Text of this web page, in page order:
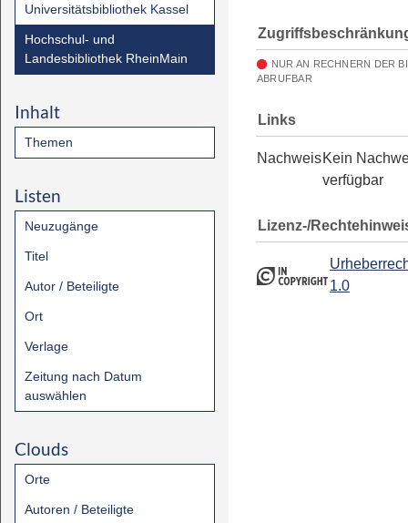
Universitätsbibliothek Kassel
Hochschul- und
Landesbibliothek RheinMain
Inhalt
Themen
Listen
Neuzugänge
Titel
Autor / Beteiligte
Ort
Verlage
Zeitung nach Datum
auswählen
Clouds
Orte
Autoren / Beteiligte
NUR AN RECHNERN DER
ABRUFBAR
Links
NachweisKein
verfügbar
Lizenz-/
1.0